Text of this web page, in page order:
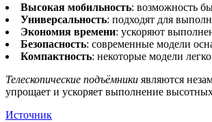
Высокая мобильность: возможность
Универсальность: подходят для
Экономия времени: ускоряют
Безопасность: современные модели
Компактность: некоторые модели
Телескопические подъёмники являются
упрощает и ускоряет выполнение
Источник